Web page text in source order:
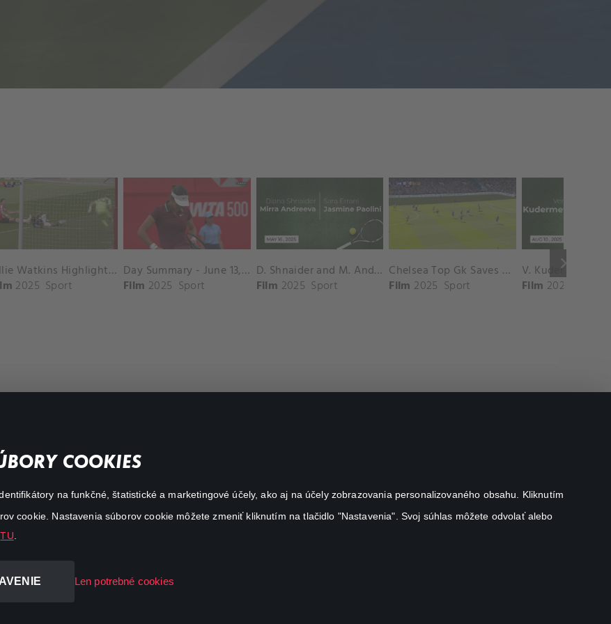
COOKIES
na funkčné, štatistické a marketingové účely, ako aj na účely zobrazovania personalizovaného obsahu. Kliknutím
cookie. Nastavenia súborov cookie môžete zmeniť kliknutím na tlačidlo "Nastavenia". Svoj súhlas môžete odvolať alebo
TU
Len potrebné cookies
keyboard_arrow_right
Ollie Watkins Highlights vs. Southampton
2025 Sport
Day Summary - June 13, 2025
Film 2025 Sport
D. Shnaider and M. Andreeva vs. S. Errani and J. Paolini Match Highlights - ROME_Campo Centrale ( May 16, 2025)
Film 2025 Sport
Chelsea Top Gk Saves vs. Crystal Palace
Film 2025 Sport Film 2025
links